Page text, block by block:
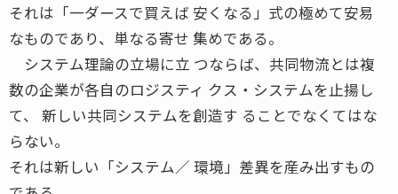
それは「一ダースで買えば 安くなる」式の極めて安易
なものであり、単なる寄せ 集めである。
システム理論の立場に立 つならば、共同物流とは複
数の企業が各自のロジスティ クス・システムを止揚し
て、 新しい共同システムを創造す ることでなくてはな
らない。
それは新しい「システム／ 環境」差異を産み出すもの